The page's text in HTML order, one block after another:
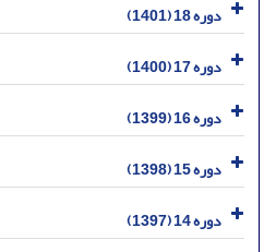
دوره 18 (1401)
دوره 17 (1400)
دوره 16 (1399)
دوره 15 (1398)
دوره 14 (1397)